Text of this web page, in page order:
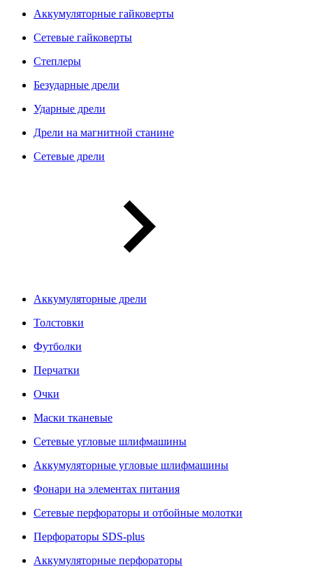
Аккумуляторные гайковерты
Сетевые гайковерты
Степлеры
Безударные дрели
Ударные дрели
Дрели на магнитной станине
Сетевые дрели
Аккумуляторные дрели
Толстовки
Футболки
Перчатки
Очки
Маски тканевые
Сетевые угловые шлифмашины
Аккумуляторные угловые шлифмашины
Фонари на элементах питания
Сетевые перфораторы и отбойные молотки
Перфораторы SDS-plus
Аккумуляторные перфораторы